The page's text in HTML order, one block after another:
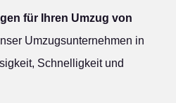
für Ihren Umzug von
Umzugsunternehmen in
Schnelligkeit und